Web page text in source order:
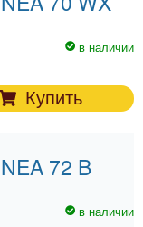
в наличии
Купить
72 B
в наличии